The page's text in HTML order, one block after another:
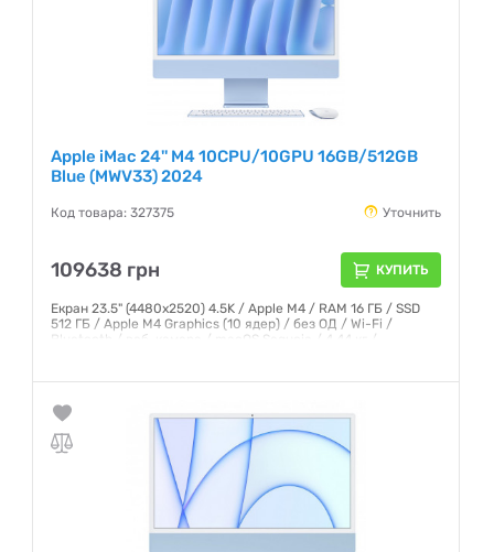
Apple iMac 24'' M4 10CPU/10GPU 16GB/512GB
Blue (MWV33) 2024
Код товара: 327375 Уточнить
109638 грн КУПИТЬ
Екран 23.5" (4480x2520) 4.5K / Apple M4 / RAM 16 ГБ / SSD
512 ГБ / Apple M4 Graphics (10 ядер) / без ОД / Wi-Fi /
Bluetooth / веб-камера / macOS Sequoia / 4.44 кг /
Гарантия:12 месяцев